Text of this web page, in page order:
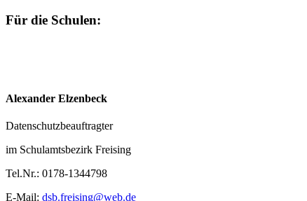
Für die Schulen:
Alexander Elzenbeck
Datenschutzbeauftragter
im Schulamtsbezirk Freising
Tel.Nr.: 0178-1344798
E-Mail: dsb.freising@web.de